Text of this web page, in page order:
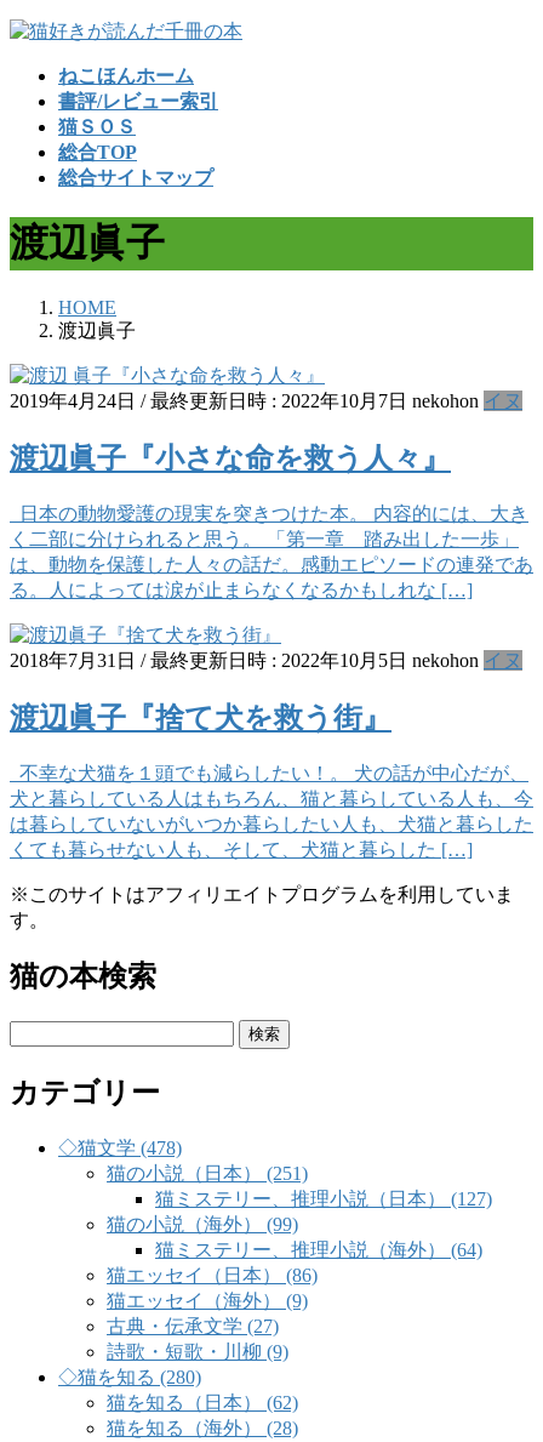
コ
ッ
プ
ナ
移
動
ねこほんホーム
書評/レビュー索引
猫ＳＯＳ
総合TOP
総合サイトマップ
渡辺眞子
HOME
渡辺眞子
2019年4月24日 / 最終更新日時 : 2022年10月7日 nekohon イヌ
渡辺眞子『小さな命を救う人々』
日本の動物愛護の現実を突きつけた本。 内容的には、大き
く二部に分けられると思う。 「第一章 踏み出した一歩」
は、動物を保護した人々の話だ。感動エピソードの連発であ
る。人によっては涙が止まらなくなるかもしれな […]
2018年7月31日 / 最終更新日時 : 2022年10月5日 nekohon イヌ
渡辺眞子『捨て犬を救う街』
不幸な犬猫を１頭でも減らしたい！。 犬の話が中心だが、
犬と暮らしている人はもちろん、猫と暮らしている人も、今
は暮らしていないがいつか暮らしたい人も、犬猫と暮らした
くても暮らせない人も、そして、犬猫と暮らした […]
※このサイトはアフィリエイトプログラムを利用していま
す。
猫の本検索
カテゴリー
◇猫文学 (478)
猫の小説（日本） (251)
猫ミステリー、推理小説（日本） (127)
猫の小説（海外） (99)
猫ミステリー、推理小説（海外） (64)
猫エッセイ（日本） (86)
猫エッセイ（海外） (9)
古典・伝承文学 (27)
詩歌・短歌・川柳 (9)
◇猫を知る (280)
猫を知る（日本） (62)
猫を知る（海外） (28)